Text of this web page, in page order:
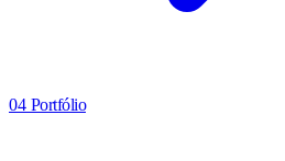
04 Portfólio